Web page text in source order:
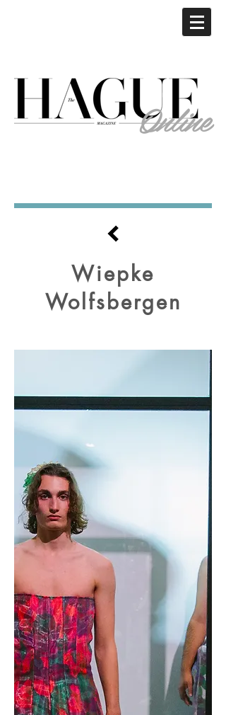
Online
Wiepke
Wolfsbergen